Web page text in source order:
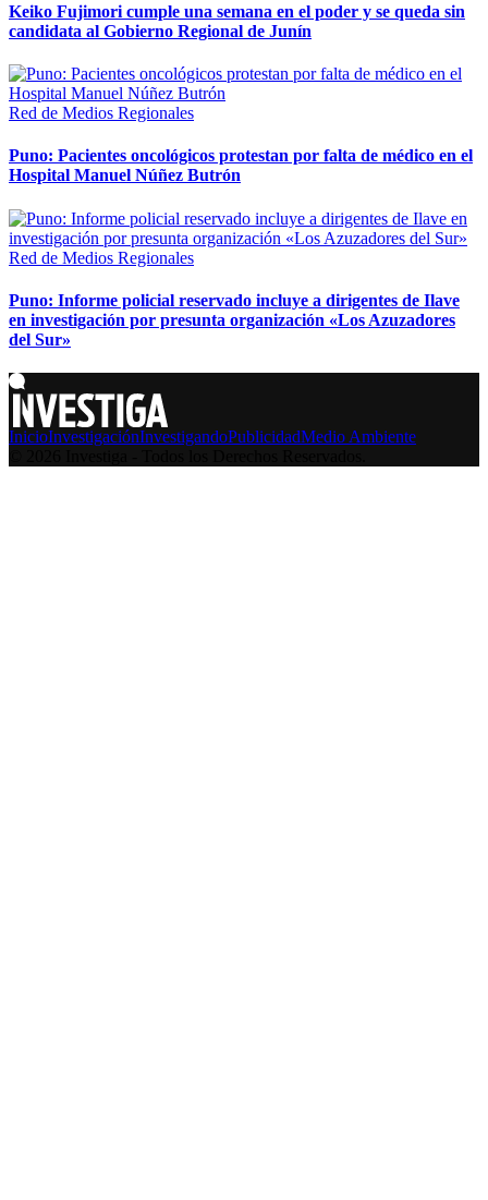
Keiko Fujimori cumple una semana en el poder y se queda sin
candidata al Gobierno Regional de Junín
Red de Medios Regionales
Puno: Pacientes oncológicos protestan por falta de médico en el
Hospital Manuel Núñez Butrón
Red de Medios Regionales
Puno: Informe policial reservado incluye a dirigentes de Ilave
en investigación por presunta organización «Los Azuzadores
del Sur»
InicioInvestigaciónInvestigandoPublicidadMedio Ambiente